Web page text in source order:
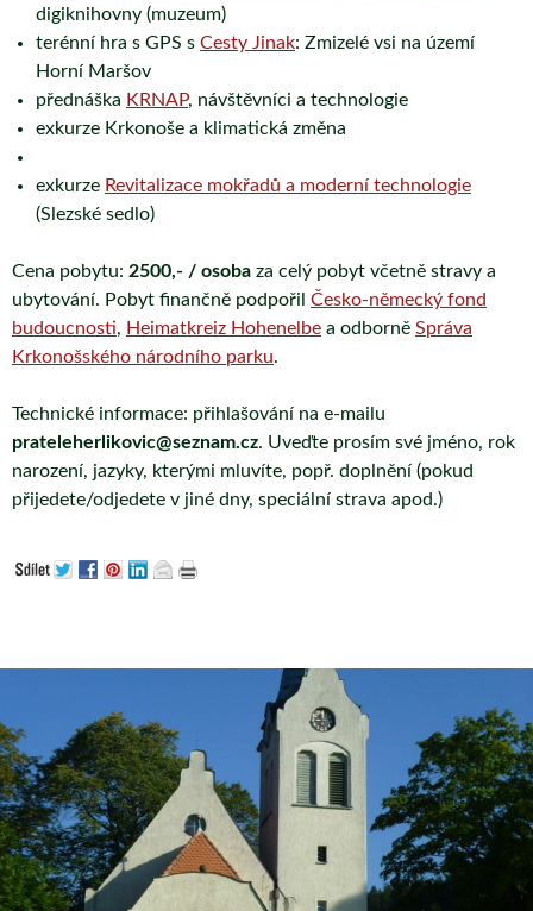
digiknihovny (muzeum)
terénní hra s GPS s Cesty Jinak: Zmizelé vsi na území
Horní Maršov
přednáška KRNAP, návštěvníci a technologie
exkurze Krkonoše a klimatická změna
exkurze Revitalizace mokřadů a moderní technologie
(Slezské sedlo)
Cena pobytu: 2500,- / osoba za celý pobyt včetně stravy a
ubytování. Pobyt finančně podpořil Česko-německý fond
budoucnosti, Heimatkreiz Hohenelbe a odborně Správa
Krkonošského národního parku.
Technické informace: přihlašování na e-mailu
prateleherlikovic@seznam.cz. Uveďte prosím své jméno, rok
narození, jazyky, kterými mluvíte, popř. doplnění (pokud
přijedete/odjedete v jiné dny, speciální strava apod.)